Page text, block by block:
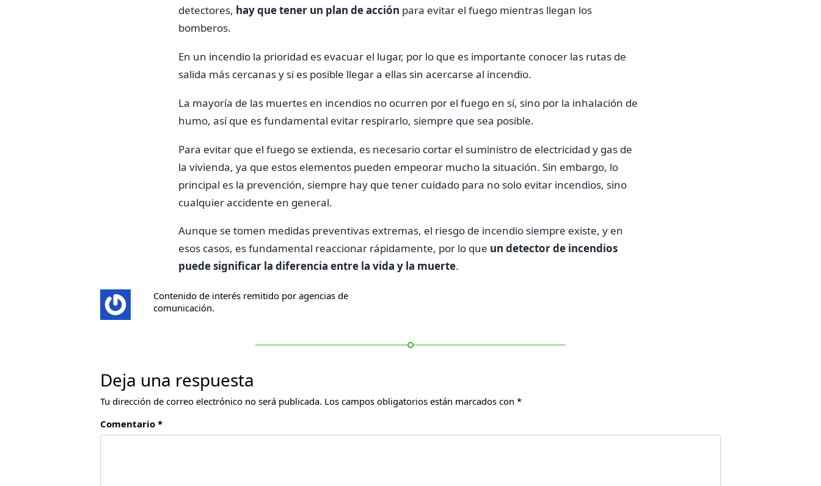
detectores, hay que tener un plan de acción para evitar el fuego mientras llegan los
bomberos.
En un incendio la prioridad es evacuar el lugar, por lo que es importante conocer las rutas de
salida más cercanas y si es posible llegar a ellas sin acercarse al incendio.
La mayoría de las muertes en incendios no ocurren por el fuego en sí, sino por la inhalación de
humo, así que es fundamental evitar respirarlo, siempre que sea posible.
Para evitar que el fuego se extienda, es necesario cortar el suministro de electricidad y gas de
la vivienda, ya que estos elementos pueden empeorar mucho la situación. Sin embargo, lo
principal es la prevención, siempre hay que tener cuidado para no solo evitar incendios, sino
cualquier accidente en general.
Aunque se tomen medidas preventivas extremas, el riesgo de incendio siempre existe, y en
esos casos, es fundamental reaccionar rápidamente, por lo que un detector de incendios
puede significar la diferencia entre la vida y la muerte.
Contenido de interés remitido por agencias de
comunicación.
Deja una respuesta
Tu dirección de correo electrónico no será publicada. Los campos obligatorios están marcados con*
Comentario *